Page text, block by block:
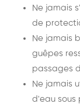
Ne jamais
de
Ne jamais
guêpes
passages
Ne jamais
d'eau sous